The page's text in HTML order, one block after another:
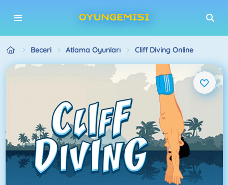
Beceri Atlama Oyunları Cliff Diving Online